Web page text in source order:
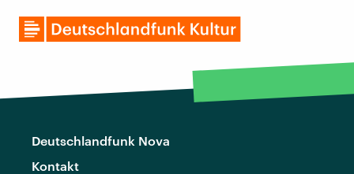
Deutschlandfunk Nova
Kontakt